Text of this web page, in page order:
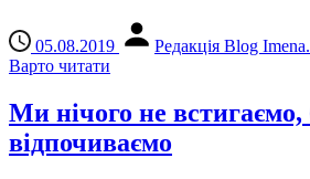
05.08.2019
Редакція Blog
Варто читати
Ми нічого не встигаємо,
відпочиваємо